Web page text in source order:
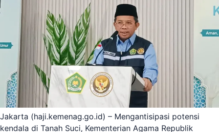
Jakarta (haji.kemenag.go.id) – Mengantisipasi potensi
kendala di Tanah Suci, Kementerian Agama Republik